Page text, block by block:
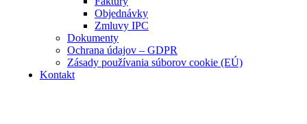
Objednávky
Zmluvy IPC
Dokumenty
Ochrana údajov – GDPR
Zásady používania súborov cookie (EÚ)
Kontakt